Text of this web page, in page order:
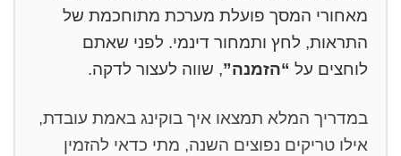
מאחורי המסך פועלת מערכת מתוחכמת של
התראות, לחץ ותמחור דינמי. לפני שאתם
לוחצים על “הזמנה”, שווה לעצור לדקה.
במדריך המלא תמצאו איך בוקינג באמת עובדת,
אילו טריקים נפוצים השנה, מתי כדאי להזמין